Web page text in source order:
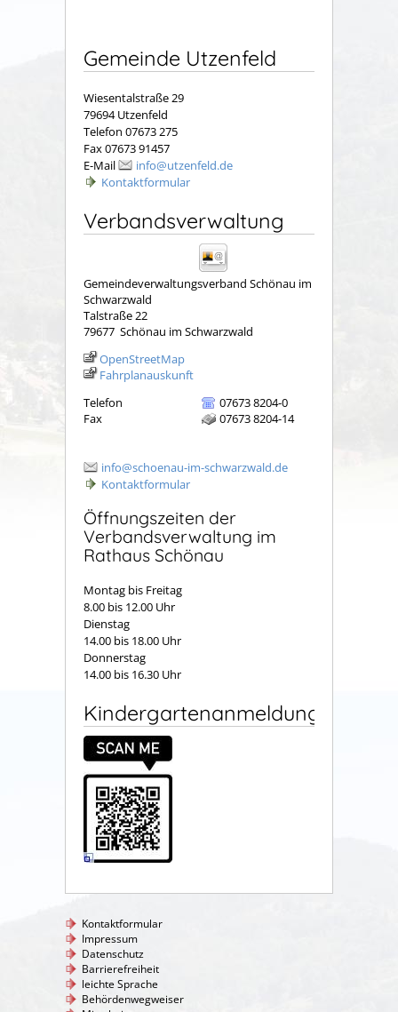
Gemeinde Utzenfeld
Wiesentalstraße 29
79694 Utzenfeld
Telefon 07673 275
Fax 07673 91457
E-Mail
info@utzenfeld.de
Kontaktformular
Verbandsverwaltung
Gemeindeverwaltungsverband Schönau im
Schwarzwald
Talstraße 22
79677 Schönau im Schwarzwald
OpenStreetMap
Fahrplanauskunft
Telefon
07673 8204-0
Fax
07673 8204-14
info@schoenau-im-schwarzwald.de
Kontaktformular
Öffnungszeiten der
Verbandsverwaltung im
Rathaus Schönau
Montag bis Freitag
8.00 bis 12.00 Uhr
Dienstag
14.00 bis 18.00 Uhr
Donnerstag
14.00 bis 16.30 Uhr
Kindergartenanmeldung
Kontaktformular
Impressum
Datenschutz
Barrierefreiheit
leichte Sprache
Behördenwegweiser